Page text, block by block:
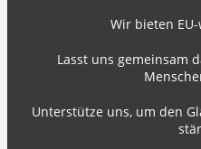
Wir bieten
Lasst uns gemeinsam
Unterstütze uns, um den